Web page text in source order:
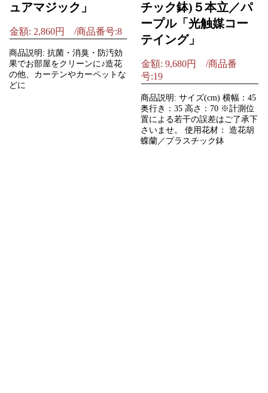
ュアマジック」
金額: 2,860円 /商品番号:8
商品説明: 抗菌・消臭・防汚効
果でお部屋をクリーンに♪造花
の他、カーテンやカーペットな
どに
チック鉢)５本立／パ
ープル「光触媒コー
テイング」
金額: 9,680円 /商品番
号:19
商品説明: サイズ(cm) 横幅：45
奥行き：35 高さ：70 ※計測位
置による若干の誤差はご了承下
さいませ。 使用花材： 造花胡
蝶蘭／プラスチック鉢